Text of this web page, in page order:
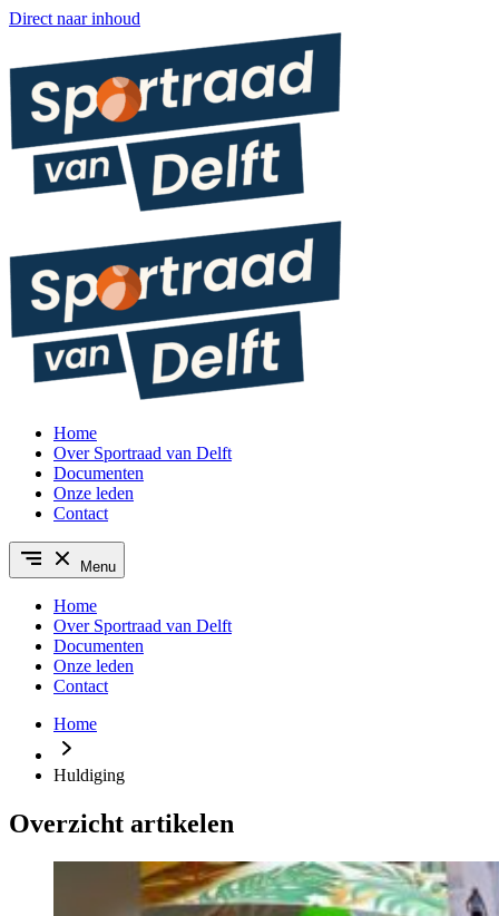
Direct naar inhoud
Home
Over Sportraad van Delft
Documenten
Onze leden
Contact
Menu
Home
Over Sportraad van Delft
Documenten
Onze leden
Contact
Home
Huldiging
Overzicht artikelen